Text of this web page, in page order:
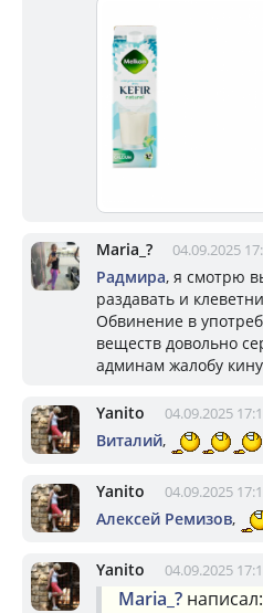
Mariа_? 04.09.2025
Радмира, я смотрю
раздавать и
Обвинение в
веществ довольно
админам жалобу
Yanito 04.09.2025
Виталий,
Yanito 04.09.2025
Алексей Ремизов,
Yanito 04.09.2025
Mariа_? написал: